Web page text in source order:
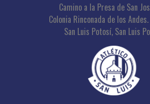
Camino a la Presa de San
Colonia Rinconada de los
San Luis Potosí, San Luis